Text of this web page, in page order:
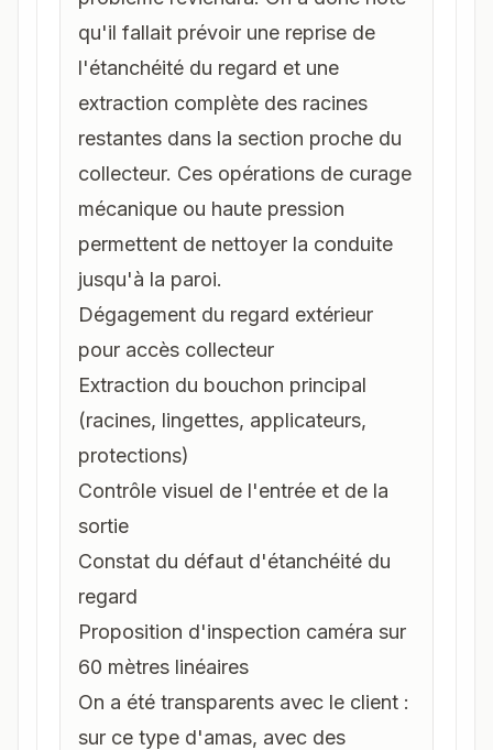
qu'il fallait prévoir une reprise de
l'étanchéité du regard et une
extraction complète des racines
restantes dans la section proche du
collecteur. Ces opérations de curage
mécanique ou haute pression
permettent de nettoyer la conduite
jusqu'à la paroi.
Dégagement du regard extérieur
pour accès collecteur
Extraction du bouchon principal
(racines, lingettes, applicateurs,
protections)
Contrôle visuel de l'entrée et de la
sortie
Constat du défaut d'étanchéité du
regard
Proposition d'inspection caméra sur
60 mètres linéaires
On a été transparents avec le client :
sur ce type d'amas, avec des